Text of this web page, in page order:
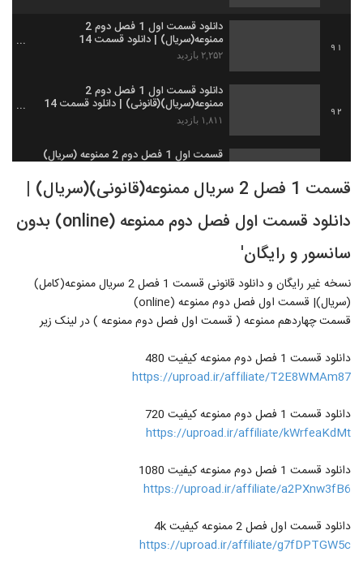
91
دانلود قسمت اول 1 فصل دوم 2
ممنوعه(سریال) | دانلود قسمت 14
چهاردهم ممنوعه
۲,۲۵۲ بازدید
92
دانلود قسمت اول 1 فصل دوم 2
ممنوعه(سریال)(قانونی) | دانلود قسمت 14
چهاردهم ممنوعه
۱,۸۱۱ بازدید
قسمت اول 1 فصل دوم 2 ممنوعه (سریال)
۵,۳۱۹ بازدید
دانلود قسمت اول 1 فصل دوم 2 ممنوعه
(سریال)(قانونی) | دانلود قسمت 14 چهاردهم
95
دانلود قسمت اول 1 فصل دوم 2 ممنوعه
ممنوعه کامل'
ممنوعه کامل,
۱,۵۵۰ بازدید
97 (قسمت 2) | قسمت پانزدهم ممنوعه (online)
۵,۱۴۶ بازدید
(سریال) | قسمت دوم فصل دوم ممنوعه
(سریال) | قسمت دوم فصل دوم ممنوعه
قسمت 1 فصل 2 سریال ممنوعه(قانونی)(سریال) |
دانلود قسمت اول فصل دوم ممنوعه (online) بدون
سانسور و رایگان'
نسخه غیر رایگان و دانلود قانونی قسمت 1 فصل 2 سریال ممنوعه(کامل)
(سریال)| قسمت اول فصل دوم ممنوعه (online)
قسمت چهاردهم ممنوعه ( قسمت اول فصل دوم ممنوعه ) در لینک زیر
دانلود قسمت 1 فصل دوم ممنوعه کیفیت 480
https://uproad.ir/affiliate/T2E8WMAm87
دانلود قسمت 1 فصل دوم ممنوعه کیفیت 720
https://uproad.ir/affiliate/kWrfeaKdMt
دانلود قسمت 1 فصل دوم ممنوعه کیفیت 1080
https://uproad.ir/affiliate/a2PXnw3fB6
دانلود قسمت اول فصل 2 ممنوعه کیفیت 4k
https://uproad.ir/affiliate/g7fDPTGW5c